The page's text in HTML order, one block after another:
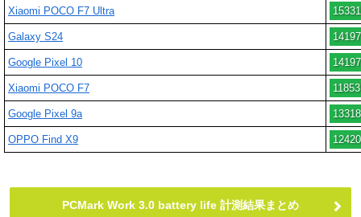
Xiaomi POCO F7 Ultra
15331
Galaxy S24 14197
Google Pixel 10 14197
Xiaomi POCO F7 11853
Google Pixel 9a 13318
OPPO Find X9 12420
PCMark Work 3.0 battery life 計測結果まとめ